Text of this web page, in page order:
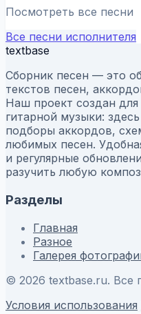
Посмотреть все песни
Все песни исполнителя
textbase
Сборник песен — это
текстов песен,
Наш проект создан
гитарной музыки:
подборы аккордов,
любимых песен.
и регулярные
разучить любую
Разделы
Главная
Разное
Галерея
© 2026 textbase.ru. Все
Условия использования